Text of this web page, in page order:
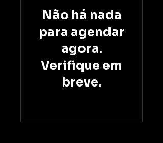
Não há nada
para agendar
agora.
Verifique em
breve.